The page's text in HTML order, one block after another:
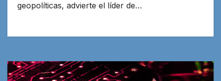
geopolíticas, advierte el líder de…